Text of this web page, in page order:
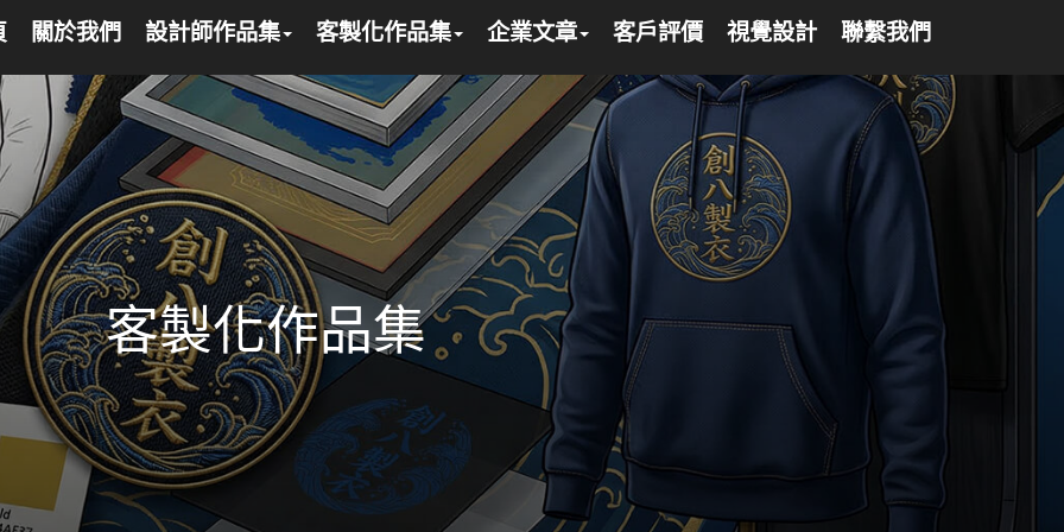
關於我們 設計師作品集 客製化作品集 企業文章 客戶評價 視覺設計 聯繫我們
客製化作品集